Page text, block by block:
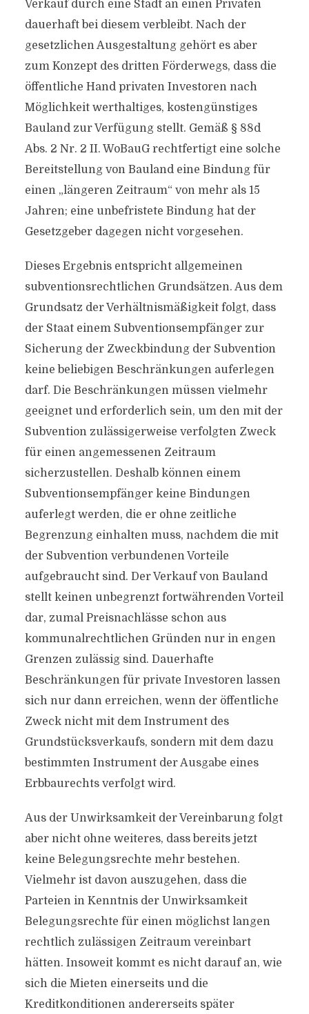
Verkauf durch eine Stadt an einen Privaten
dauerhaft bei diesem verbleibt. Nach der
gesetzlichen Ausgestaltung gehört es aber
zum Konzept des dritten Förderwegs, dass die
öffentliche Hand privaten Investoren nach
Möglichkeit werthaltiges, kostengünstiges
Bauland zur Verfügung stellt. Gemäß § 88d
Abs. 2 Nr. 2 II. WoBauG rechtfertigt eine solche
Bereitstellung von Bauland eine Bindung für
einen „längeren Zeitraum“ von mehr als 15
Jahren; eine unbefristete Bindung hat der
Gesetzgeber dagegen nicht vorgesehen.
Dieses Ergebnis entspricht allgemeinen
subventionsrechtlichen Grundsätzen. Aus dem
Grundsatz der Verhältnismäßigkeit folgt, dass
der Staat einem Subventionsempfänger zur
Sicherung der Zweckbindung der Subvention
keine beliebigen Beschränkungen auferlegen
darf. Die Beschränkungen müssen vielmehr
geeignet und erforderlich sein, um den mit der
Subvention zulässigerweise verfolgten Zweck
für einen angemessenen Zeitraum
sicherzustellen. Deshalb können einem
Subventionsempfänger keine Bindungen
auferlegt werden, die er ohne zeitliche
Begrenzung einhalten muss, nachdem die mit
der Subvention verbundenen Vorteile
aufgebraucht sind. Der Verkauf von Bauland
stellt keinen unbegrenzt fortwährenden Vorteil
dar, zumal Preisnachlässe schon aus
kommunalrechtlichen Gründen nur in engen
Grenzen zulässig sind. Dauerhafte
Beschränkungen für private Investoren lassen
sich nur dann erreichen, wenn der öffentliche
Zweck nicht mit dem Instrument des
Grundstücksverkaufs, sondern mit dem dazu
bestimmten Instrument der Ausgabe eines
Erbbaurechts verfolgt wird.
Aus der Unwirksamkeit der Vereinbarung folgt
aber nicht ohne weiteres, dass bereits jetzt
keine Belegungsrechte mehr bestehen.
Vielmehr ist davon auszugehen, dass die
Parteien in Kenntnis der Unwirksamkeit
Belegungsrechte für einen möglichst langen
rechtlich zulässigen Zeitraum vereinbart
hätten. Insoweit kommt es nicht darauf an, wie
sich die Mieten einerseits und die
Kreditkonditionen andererseits später